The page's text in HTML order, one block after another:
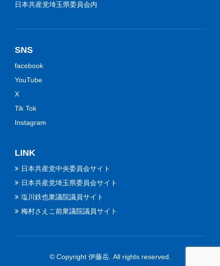
日本共産党埼玉県委員会内
SNS
facebook
YouTube
X
Tik Tok
Instagram
LINK
日本共産党中央委員会サイト
日本共産党埼玉県委員会サイト
塩川鉄也衆議院議員サイト
梅村さえこ前衆議院議員サイト
© Copyright 伊藤岳. All rights reserved.